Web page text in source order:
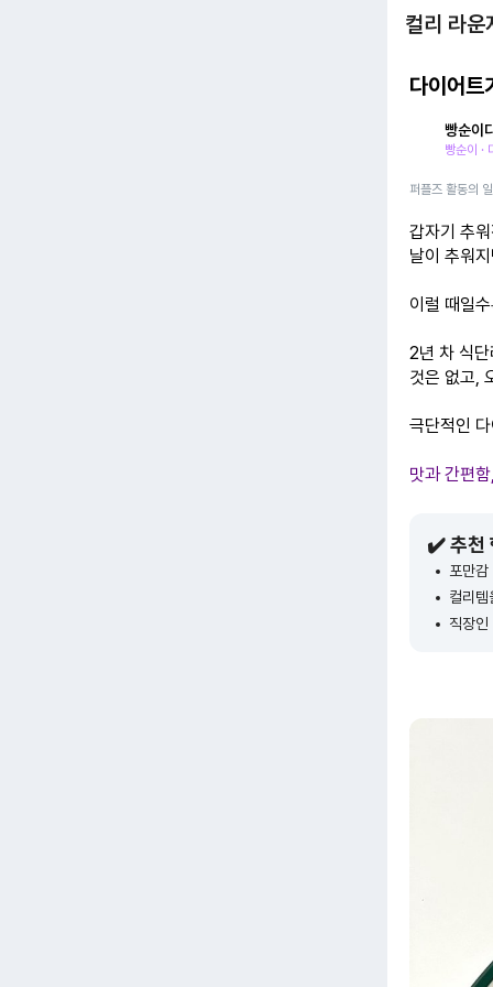
컬리 라운
다이어트
빵순이
빵순이 ·
퍼플즈 활동의
갑자기 추
날이 추워
이럴 때일
2년 차 식
것은 없고,
극단적인
맛과 간편
✔️ 추천
포만
컬리
직장